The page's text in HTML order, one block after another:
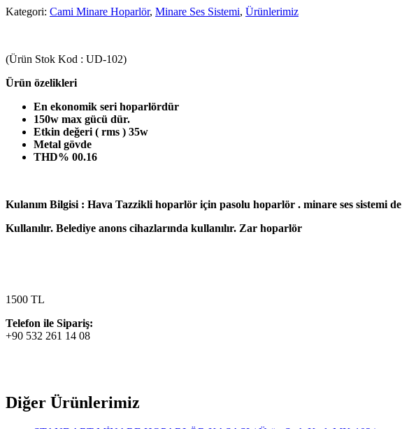
Kategori: Cami Minare Hoparlör, Minare Ses Sistemi, Ürünlerimiz
(Ürün Stok Kod : UD-102)
Ürün özelikleri
En ekonomik seri hoparlördür
150w max gücü dür.
Etkin değeri ( rms ) 35w
Metal gövde
THD% 00.16
Kulanım Bilgisi : Hava Tazzikli hoparlör için pasolu hoparlör . minare ses sistemi de
Kullanılır. Belediye anons cihazlarında kullanılır. Zar hoparlör
1500 TL
Telefon ile Sipariş:
+90 532 261 14 08
Diğer Ürünlerimiz